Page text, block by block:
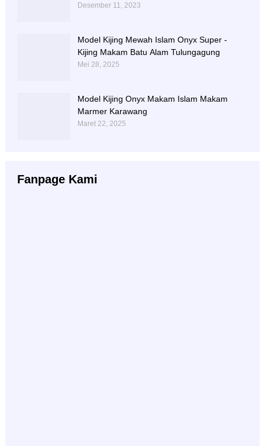
Desember 11, 2023
Model Kijing Mewah Islam Onyx Super -
Kijing Makam Batu Alam Tulungagung
Mei 28, 2025
Model Kijing Onyx Makam Islam Makam
Marmer Karawang
Maret 22, 2025
Fanpage Kami